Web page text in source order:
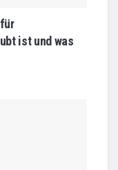
ist und was